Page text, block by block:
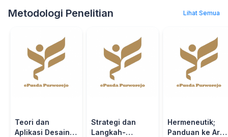
Metodologi Penelitian Lihat Semua
Teori dan
Aplikasi Desain
Strategi dan
Langkah-
Hermeneutik;
Panduan ke